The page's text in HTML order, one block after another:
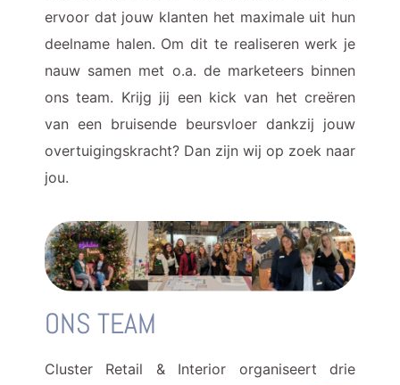
ervoor dat jouw klanten het maximale uit hun
deelname halen. Om dit te realiseren werk je
nauw samen met o.a. de marketeers binnen
ons team. Krijg jij een kick van het creëren
van een bruisende beursvloer dankzij jouw
overtuigingskracht? Dan zijn wij op zoek naar
jou.
ONS TEAM
Cluster Retail & Interior organiseert drie